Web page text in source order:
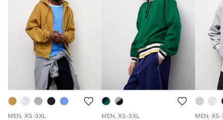
MEN, XS-3XL MEN, XS-3XL MEN,